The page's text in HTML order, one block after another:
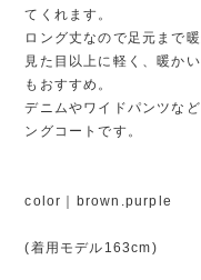
てくれます。
ロング丈なので足元まで
見た目以上に軽く、暖か
もおすすめ。
デニムやワイドパンツな
ングコートです。
color｜brown.purple
(着用モデル163cm)